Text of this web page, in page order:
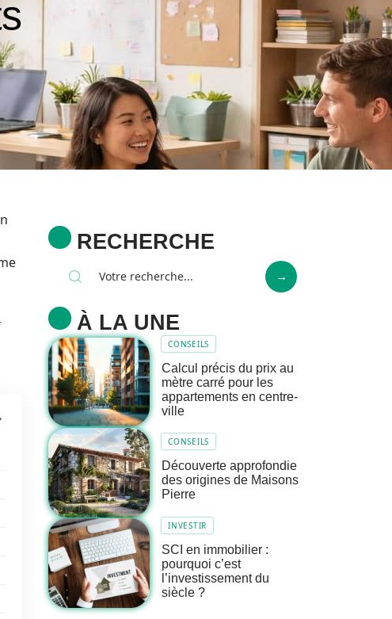
RECHERCHE
À LA UNE
CONSEILS
Calcul précis du prix au
mètre carré pour les
appartements en centre-
ville
CONSEILS
Découverte approfondie
des origines de Maisons
Pierre
INVESTIR
SCI en immobilier :
pourquoi c’est
l’investissement du
siècle ?